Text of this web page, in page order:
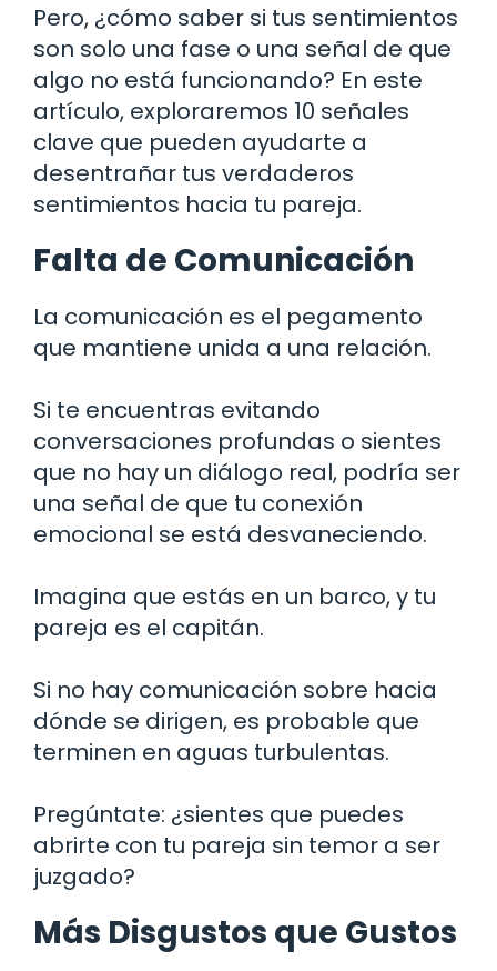
Pero, ¿cómo saber si tus sentimientos
son solo una fase o una señal de que
algo no está funcionando? En este
artículo, exploraremos 10 señales
clave que pueden ayudarte a
desentrañar tus verdaderos
sentimientos hacia tu pareja.
Falta de Comunicación
La comunicación es el pegamento
que mantiene unida a una relación.
Si te encuentras evitando
conversaciones profundas o sientes
que no hay un diálogo real, podría ser
una señal de que tu conexión
emocional se está desvaneciendo.
Imagina que estás en un barco, y tu
pareja es el capitán.
Si no hay comunicación sobre hacia
dónde se dirigen, es probable que
terminen en aguas turbulentas.
Pregúntate: ¿sientes que puedes
abrirte con tu pareja sin temor a ser
juzgado?
Más Disgustos que Gustos